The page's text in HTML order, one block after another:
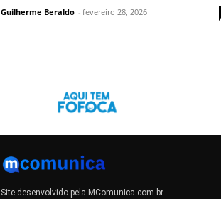
Guilherme Beraldo - fevereiro 28, 2026
Site desenvolvido pela MComunica.com.br